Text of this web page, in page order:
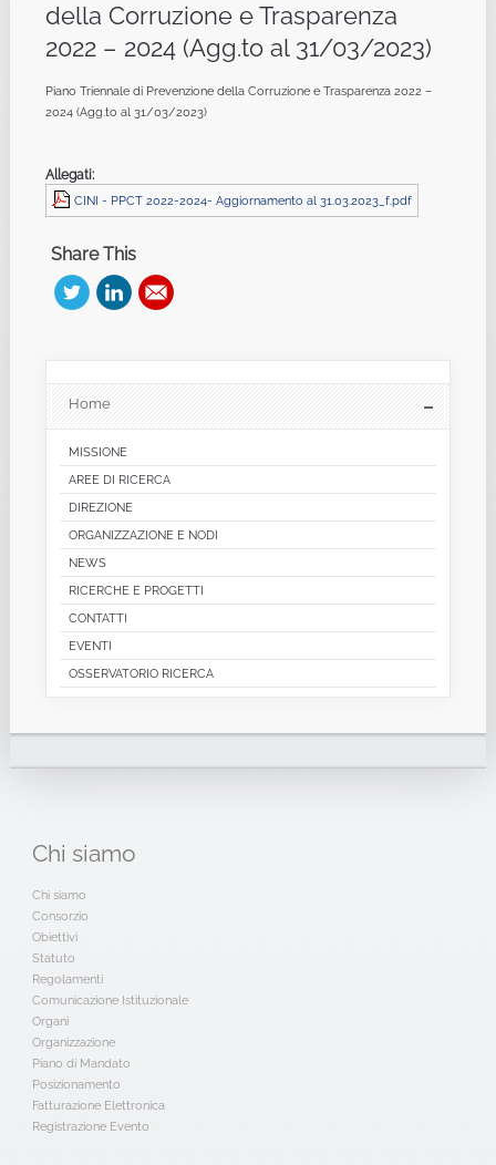
della Corruzione e Trasparenza
2022 – 2024 (Agg.to al 31/03/2023)
Piano Triennale di Prevenzione della Corruzione e Trasparenza 2022 –
2024 (Agg.to al 31/03/2023)
Allegati:
CINI - PPCT 2022-2024- Aggiornamento al 31.03.2023_f.pdf
Share This
Home
MISSIONE
AREE DI RICERCA
DIREZIONE
ORGANIZZAZIONE E NODI
NEWS
RICERCHE E PROGETTI
CONTATTI
EVENTI
OSSERVATORIO RICERCA
Chi siamo
Chi siamo
Consorzio
Obiettivi
Statuto
Regolamenti
Comunicazione Istituzionale
Organi
Organizzazione
Piano di Mandato
Posizionamento
Fatturazione Elettronica
Registrazione Evento